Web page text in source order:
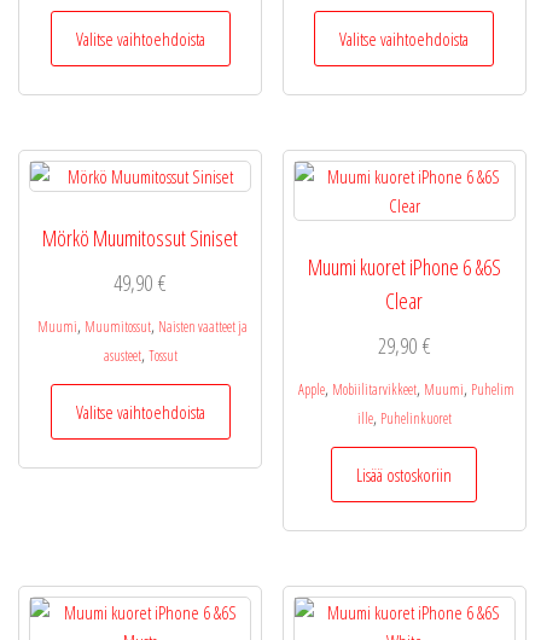
Valitse vaihtoehdoista
Tällä
Voit
tehdä
tuotteen
Valitse vaihtoehdoista
Tällä
Voit
valinnat
sivulla.
Mörkö Muumitossut Siniset
49,90€
Muumi, Muumitossut, Naisten vaatteet ja
asusteet, Tossut
Valitse vaihtoehdoista
Tällä
valinnat
tuotteen
Muumi kuoret iPhone 6 &6S
Clear
29,90 €
Apple, Mobiilitarvikkeet, Muumi, Puhelim
ille, Puhelinkuoret
Lisää ostoskoriin